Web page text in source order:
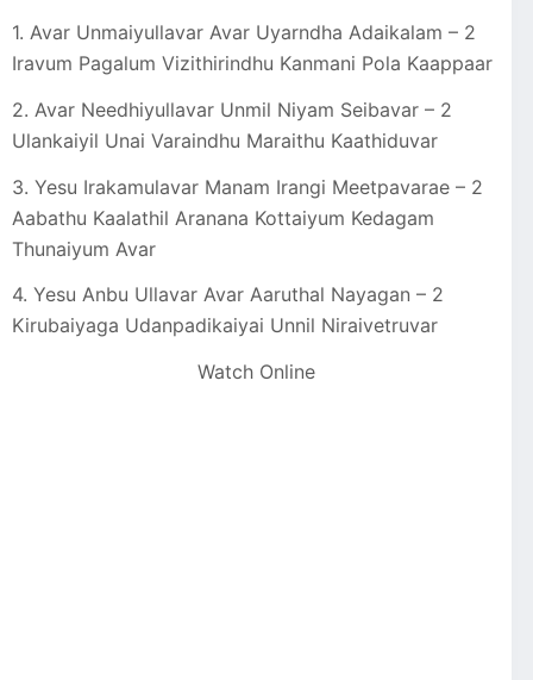
1. Avar Unmaiyullavar Avar Uyarndha Adaikalam – 2
Iravum Pagalum Vizithirindhu Kanmani Pola Kaappaar
2. Avar Needhiyullavar Unmil Niyam Seibavar – 2
Ulankaiyil Unai Varaindhu Maraithu Kaathiduvar
3. Yesu Irakamulavar Manam Irangi Meetpavarae – 2
Aabathu Kaalathil Aranana Kottaiyum Kedagam
Thunaiyum Avar
4. Yesu Anbu Ullavar Avar Aaruthal Nayagan – 2
Kirubaiyaga Udanpadikaiyai Unnil Niraivetruvar
Watch Online